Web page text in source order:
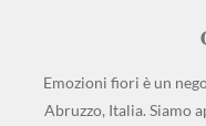
Emozioni fiori è un
Abruzzo, Italia. Siamo